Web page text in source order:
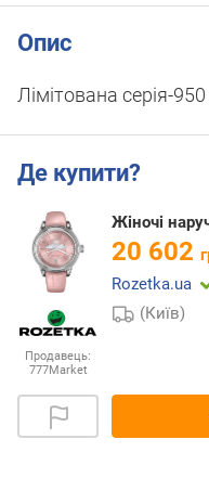
Опис
Лімітована серія-
Де купити?
Продавець:
777Market
Жіночі
20 602
Rozetka.ua
(Київ)